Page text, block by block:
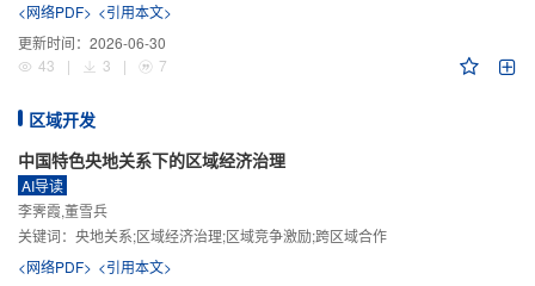
<网络PDF> <引用本文>
更新时间： 2026-06-30
43
| 3 | 7
区域开发
中国特色央地关系下的区域经济治理
AI导读
李霁霞,董雪兵
关键词： 央地关系;区域经济治理;区域竞争激励;跨区域合作
<网络PDF> <引用本文>